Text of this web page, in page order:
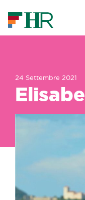
24 Settembre 2021